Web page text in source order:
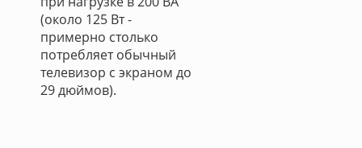
(около 125 Вт -
примерно столько
потребляет обычный
телевизор с экраном до
29 дюймов).